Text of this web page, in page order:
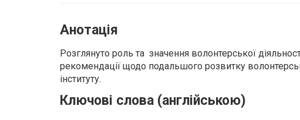
Анотація
Розглянуто роль та значення волонтерської
рекомендації щодо подальшого розвитку
інституту.
Ключові слова (англійською)